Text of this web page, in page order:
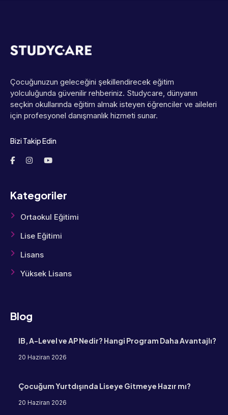
Çocuğunuzun geleceğini şekillendirecek eğitim
yolculuğunda güvenilir rehberiniz. Studycare, dünyanın
seçkin okullarında eğitim almak isteyen öğrenciler ve aileleri
için profesyonel danışmanlık hizmeti sunar.
Bizi Takip Edin
Kategoriler
Ortaokul Eğitimi
Lise Eğitimi
Lisans
Yüksek Lisans
Blog
IB, A-Level ve AP Nedir? Hangi Program Daha Avantajlı?
20 Haziran 2026
Çocuğum Yurtdışında Liseye Gitmeye Hazır mı?
20 Haziran 2026